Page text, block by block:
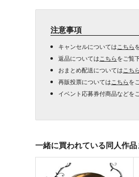
注意事項
キャンセルについては こちら
返品については こちらをご覧
おまとめ配送については こちら
再販投票については こちらを
イベント応募券付商品などを
一緒に買われている同人作